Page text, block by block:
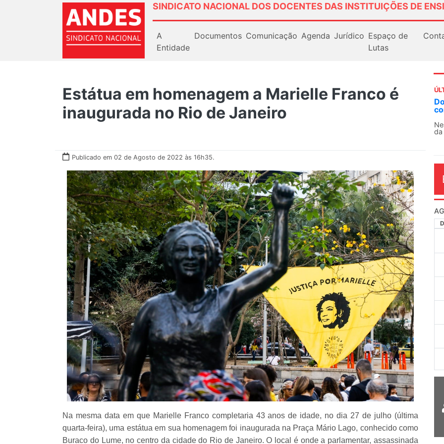
SINDICATO NACIONAL DOS DOCENTES DAS INSTITUIÇÕES DE
A
Entidade
Documentos Comunicação Agenda Jurídico Espaço de
Lutas
Estátua em homenagem a Marielle Franco é
inaugurada no Rio de Janeiro
Publicado em 02 de Agosto de 2022 às 16h35.
Na mesma data em que Marielle Franco completaria 43 anos de idade, no dia 27 de julho (última
quarta-feira), uma estátua em sua homenagem foi inaugurada na Praça Mário Lago, conhecido como
Buraco do Lume, no centro da cidade do Rio de Janeiro. O local é onde a parlamentar, assassinada
O